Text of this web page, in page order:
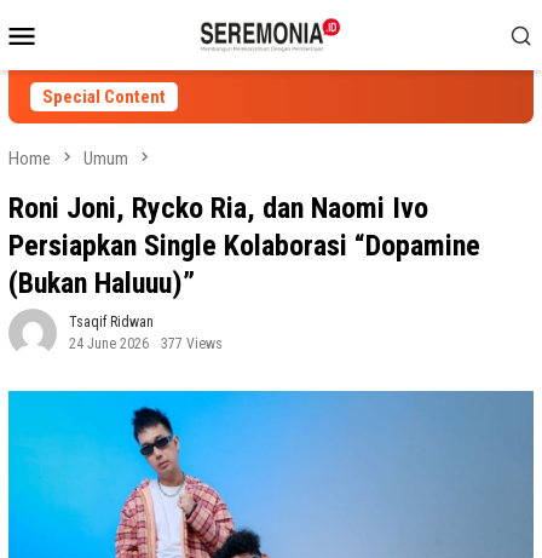
to
contentMenu
Special Content
Home Umum
Roni Joni, Rycko Ria, dan Naomi Ivo
Persiapkan Single Kolaborasi “Dopamine
(Bukan Haluuu)”
Tsaqif Ridwan
24 June 2026
377 Views